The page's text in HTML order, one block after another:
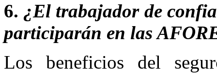
6. ¿El trabajador de
participarán en las
Los beneficios del